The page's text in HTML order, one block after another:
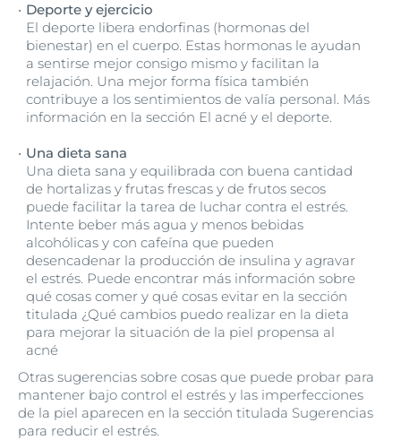
Deporte y ejercicio
El deporte libera endorfinas (hormonas del
bienestar) en el cuerpo. Estas hormonas le ayudan
a sentirse mejor consigo mismo y facilitan la
relajación. Una mejor forma física también
contribuye a los sentimientos de valía personal. Más
información en la sección El acné y el deporte.
Una dieta sana
Una dieta sana y equilibrada con buena cantidad
de hortalizas y frutas frescas y de frutos secos
puede facilitar la tarea de luchar contra el estrés.
Intente beber más agua y menos bebidas
alcohólicas y con cafeína que pueden
desencadenar la producción de insulina y agravar
el estrés. Puede encontrar más información sobre
qué cosas comer y qué cosas evitar en la sección
titulada ¿Qué cambios puedo realizar en la dieta
para mejorar la situación de la piel propensa al
acné
Otras sugerencias sobre cosas que puede probar para
mantener bajo control el estrés y las imperfecciones
de la piel aparecen en la sección titulada Sugerencias
para reducir el estrés.